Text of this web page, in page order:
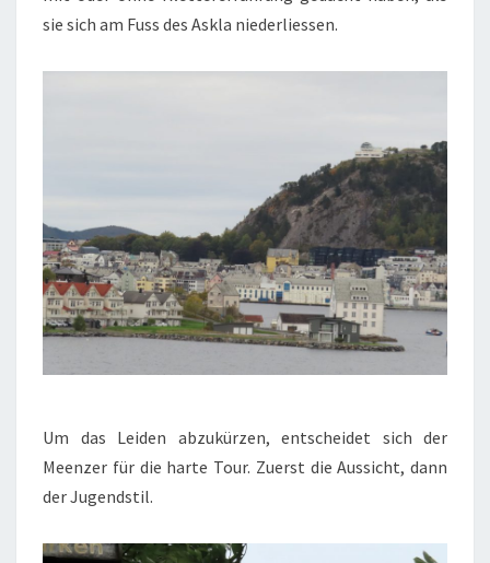
sie sich am Fuss des Askla niederliessen.
Um das Leiden abzukürzen, entscheidet sich der
Meenzer für die harte Tour. Zuerst die Aussicht, dann
der Jugendstil.